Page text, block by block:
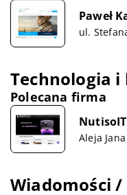
Paweł
ul.
Technologia
Polecana firma
Aleja
Wiadomości /